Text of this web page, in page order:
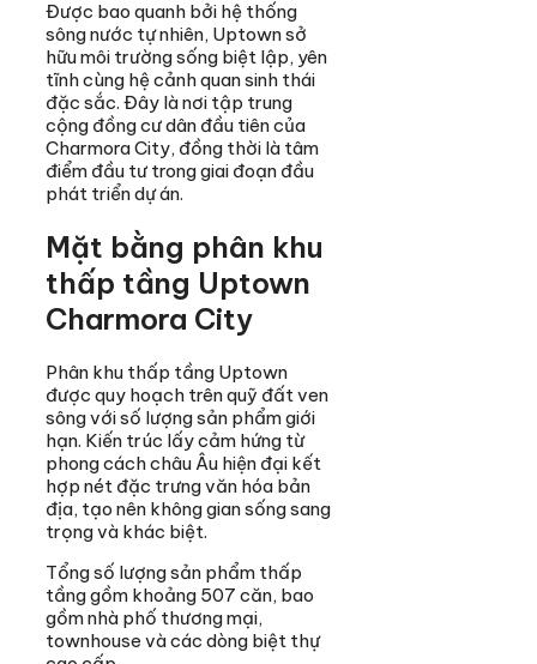
Được bao quanh bởi hệ thống
sông nước tự nhiên, Uptown sở
hữu môi trường sống biệt lập, yên
tĩnh cùng hệ cảnh quan sinh thái
đặc sắc. Đây là nơi tập trung
cộng đồng cư dân đầu tiên của
Charmora City, đồng thời là tâm
điểm đầu tư trong giai đoạn đầu
phát triển dự án.
Mặt bằng phân khu
thấp tầng Uptown
Charmora City
Phân khu thấp tầng Uptown
được quy hoạch trên quỹ đất ven
sông với số lượng sản phẩm giới
hạn. Kiến trúc lấy cảm hứng từ
phong cách châu Âu hiện đại kết
hợp nét đặc trưng văn hóa bản
địa, tạo nên không gian sống sang
trọng và khác biệt.
Tổng số lượng sản phẩm thấp
tầng gồm khoảng 507 căn, bao
gồm nhà phố thương mại,
townhouse và các dòng biệt thự